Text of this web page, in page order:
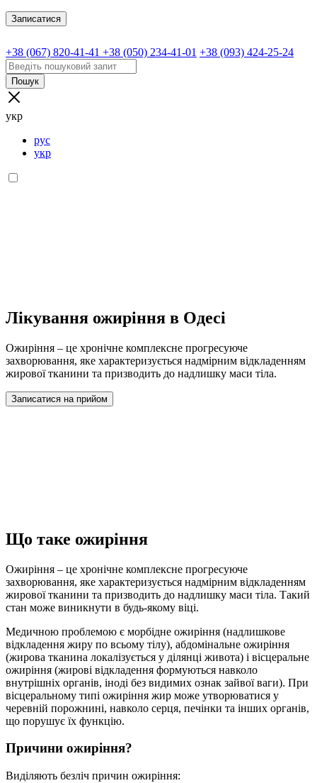
Записатися
+38 (067) 820-41-41 +38 (050) 234-41-01 +38 (093) 424-25-24
Пошук
укр
рус
укр
Лікування ожиріння в Одесі
Ожиріння – це хронічне комплексне прогресуюче
захворювання, яке характеризується надмірним відкладенням
жирової тканини та призводить до надлишку маси тіла.
Записатися на прийом
Що таке ожиріння
Ожиріння – це хронічне комплексне прогресуюче
захворювання, яке характеризується надмірним відкладенням
жирової тканини та призводить до надлишку маси тіла. Такий
стан може виникнути в будь-якому віці.
Медичною проблемою є морбідне ожиріння (надлишкове
відкладення жиру по всьому тілу), абдомінальне ожиріння
(жирова тканина локалізується у ділянці живота) і вісцеральне
ожиріння (жирові відкладення формуються навколо
внутрішніх органів, іноді без видимих ​​ознак зайвої ваги). При
вісцеральному типі ожиріння жир може утворюватися у
черевній порожнині, навколо серця, печінки та інших органів,
що порушує їх функцію.
Причини ожиріння?
Виділяють безліч причин ожиріння: